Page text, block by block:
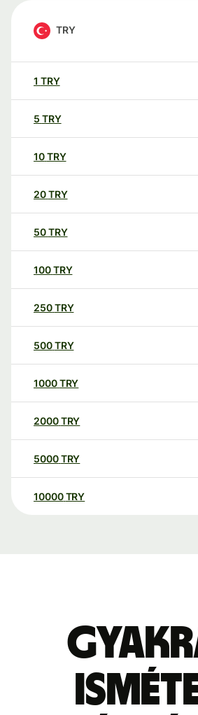
TRY
1 TRY
5 TRY
10TRY
20TRY
50TRY
100TRY
250TRY
500TRY
1000TRY
2000TRY
5000TRY
10000 TRY